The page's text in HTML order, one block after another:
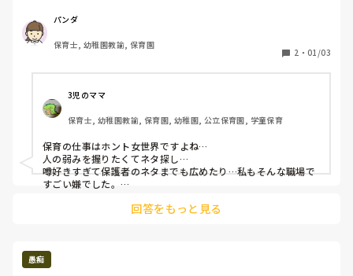
女世界すぎて人間関係ギスギス
先輩との関係も悪い
パンダ
保育士, 幼稚園教諭, 保育園
2 ・ 01/03
3児のママ
保育士, 幼稚園教諭, 保育園, 幼稚園, 公立保育園, 学童保育
保育の仕事はホント女世界ですよね…
人の弱みを握りたくてネタ探し…
噂好きすぎて保護者のネタまでも広めたり…私もそんな職場で
すごい嫌でした。
トはシャットダウンでした(笑)
息抜きしましょ✨
回答をもっと見る
愚痴